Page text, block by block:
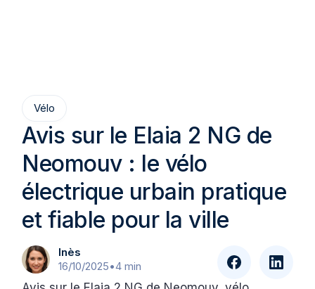
Vélo
Avis sur le Elaia 2 NG de
Neomouv : le vélo
électrique urbain pratique
et fiable pour la ville
Inès
16/10/2025•4 min